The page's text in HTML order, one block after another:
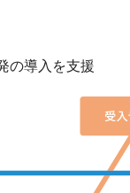
の導入を支援